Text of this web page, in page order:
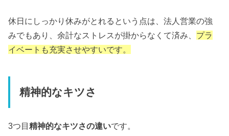
休日にしっかり休みがとれるという点は、法人営業の強
みでもあり、余計なストレスが掛からなくて済み、 プラ
イベートも充実させやすいです。
精神的なキツさ
3つ目精神的なキツさの違いです。